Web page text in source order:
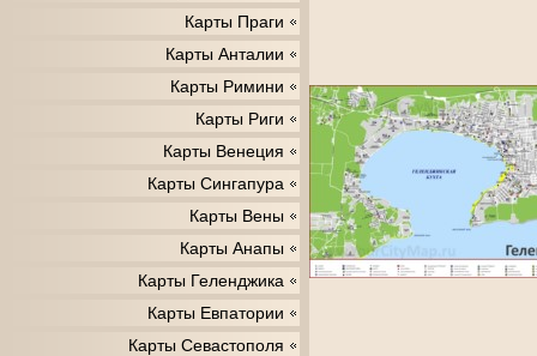
Карты Праги
Карты Анталии
Карты Римини
Карты Риги
Карты Венеция
Карты Сингапура
Карты Вены
Карты Анапы
Карты Геленджика
Карты Евпатории
Карты Севастополя